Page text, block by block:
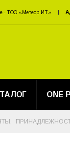
- ТОО «Метеор ИТ»
ONE
,